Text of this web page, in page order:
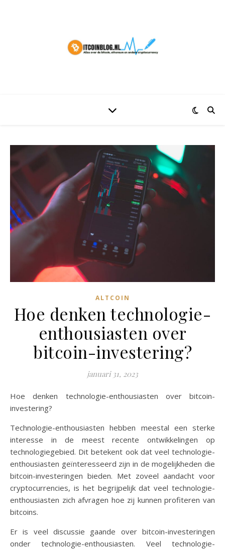
ALTCOIN
Hoe denken technologie-
enthousiasten over
bitcoin-investering?
januari 31, 2023
Hoe denken technologie-enthousiasten over bitcoin-
investering?
Technologie-enthousiasten hebben meestal een sterke
interesse in de meest recente ontwikkelingen op
technologiegebied. Dit betekent ook dat veel technologie-
enthousiasten geïnteresseerd zijn in de mogelijkheden die
bitcoin-investeringen bieden. Met zoveel aandacht voor
cryptocurrencies, is het begrijpelijk dat veel technologie-
enthousiasten zich afvragen hoe zij kunnen profiteren van
bitcoins.
Er is veel discussie gaande over bitcoin-investeringen
onder technologie-enthousiasten. Veel technologie-